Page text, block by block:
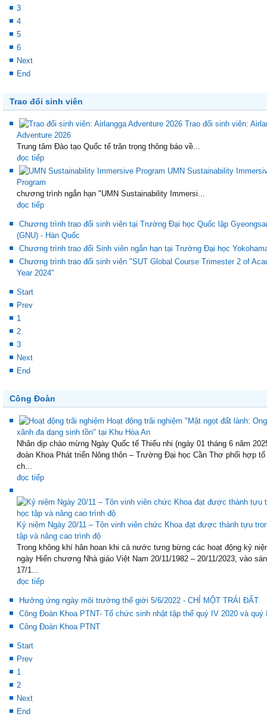
3
4
5
6
Next
End
Trao đổi sinh viên
Trao đổi sinh viên:
Adventure 2026
Trung tâm Đào tạo Quốc tế trân trọng thông báo về...
đọc tiếp
UMN Sustainability
Program
chương trình ngắn hạn "UMN Sustainability Immersi...
đọc tiếp
Chương trình trao đổi sinh viên tại Trường Đại học Quốc lập
(GNU) - Hàn Quốc
Chương trình trao đổi Sinh viên ngắn hạn tại Trường Đại học
Chương trình trao đổi sinh viên "SUT Global Course Trimester 2 of
Year 2024"
Start
Prev
1
2
3
Next
End
Công Đoàn
Hoạt động trãi nghiệm "Mật ngọt đất lành:
xãnh đa dạng sinh tồn" tại Khu Hòa An
Nhân dịp chào mừng Ngày Quốc tế Thiếu nhi (ngày 01 tháng 6 năm
đoàn Khoa Phát triển Nông thôn – Trường Đại học Cần Thơ phối hợp
ch...
đọc tiếp
Kỷ niệm Ngày 20/11 – Tôn vinh viên chức Khoa đạt được thành tựu
tập và nâng cao trình độ
Trong không khí hân hoan khi cả nước tưng bừng các hoạt động kỷ
ngày Hiến chương Nhà giáo Việt Nam 20/11/1982 – 20/11/2023, vào
17/1...
đọc tiếp
Hưởng ứng ngày môi trường thế giới 5/6/2022 - CHỈ MỘT TRÁI ĐẤT
Công Đoàn Khoa PTNT- Tổ chức sinh nhật tập thể quý IV 2020 và quý
Công Đoàn Khoa PTNT
Start
Prev
1
2
Next
End